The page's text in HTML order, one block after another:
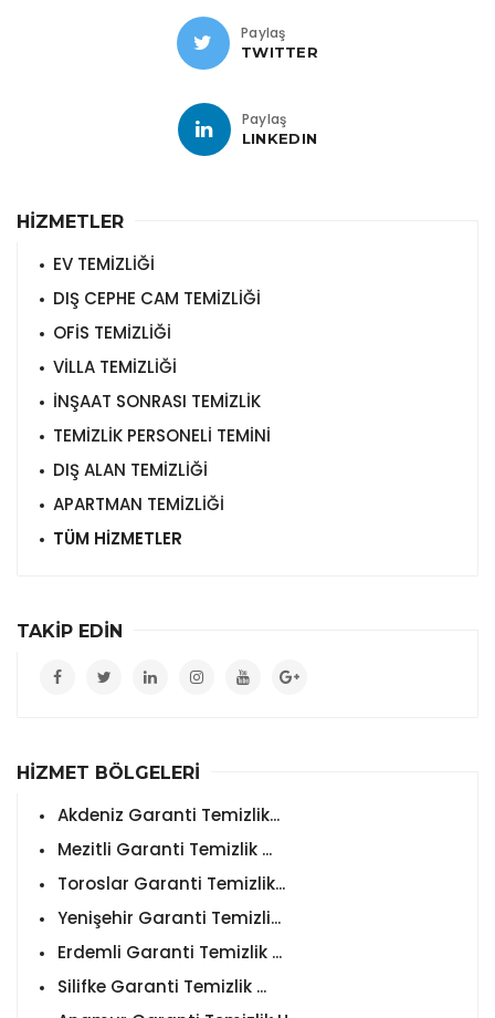
Paylaş
TWITTER
Paylaş
LINKEDIN
HİZMETLER
EV TEMİZLİĞİ
DIŞ CEPHE CAM TEMİZLİĞİ
OFİS TEMİZLİĞİ
VİLLA TEMİZLİĞİ
İNŞAAT SONRASI TEMİZLİK
TEMİZLİK PERSONELİ TEMİNİ
DIŞ ALAN TEMİZLİĞİ
APARTMAN TEMİZLİĞİ
TÜM HİZMETLER
TAKİP EDİN
HİZMET BÖLGELERİ
Akdeniz Garanti Temizlik...
Mezitli Garanti Temizlik ...
Toroslar Garanti Temizlik...
Yenişehir Garanti Temizli...
Erdemli Garanti Temizlik ...
Silifke Garanti Temizlik ...